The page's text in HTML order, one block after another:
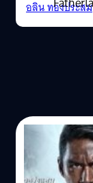
อลิน ทองประสม
14/07/2016
ขุนพันธ์ :